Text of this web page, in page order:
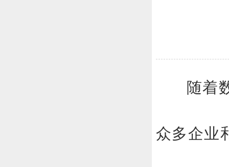
随着
众多企业